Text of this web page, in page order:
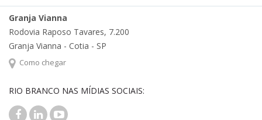
Granja Vianna
Rodovia Raposo Tavares, 7.200
Granja Vianna - Cotia - SP
Como chegar
RIO BRANCO NAS MÍDIAS SOCIAIS: